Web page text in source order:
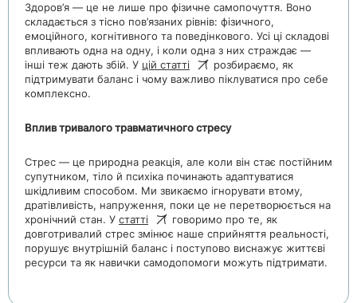
Здоров’я — це не лише про фізичне самопочуття. Воно
складається з тісно пов’язаних рівнів: фізичного,
емоційного, когнітивного та поведінкового. Усі ці складові
впливають одна на одну, і коли одна з них страждає —
інші теж дають збій. У цій статті
розбираємо, як
підтримувати баланс і чому важливо піклуватися про себе
комплексно.
Вплив тривалого травматичного стресу
Стрес — це природна реакція, але коли він стає постійним
супутником, тіло й психіка починають адаптуватися
шкідливим способом. Ми звикаємо ігнорувати втому,
дратівливість, напруження, поки це не перетворюється на
хронічний стан. У статті
говоримо про те, як
довготривалий стрес змінює наше сприйняття реальності,
порушує внутрішній баланс і поступово виснажує життєві
ресурси та як навички самодопомоги можуть підтримати.